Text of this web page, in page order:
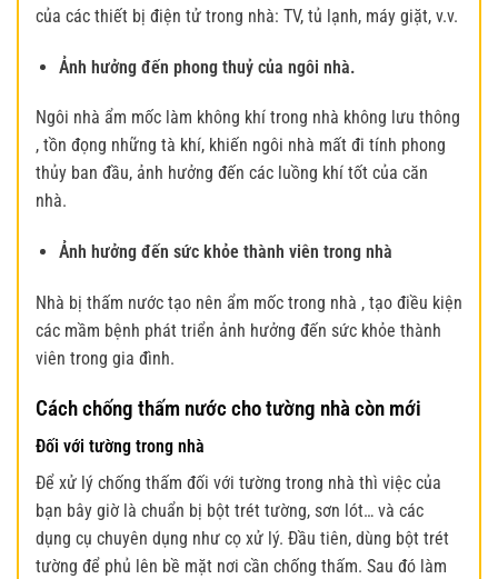
của các thiết bị điện tử trong nhà: TV, tủ lạnh, máy giặt, v.v.
Ảnh hưởng đến phong thuỷ của ngôi nhà.
Ngôi nhà ẩm mốc làm không khí trong nhà không lưu thông
, tồn đọng những tà khí, khiến ngôi nhà mất đi tính phong
thủy ban đầu, ảnh hưởng đến các luồng khí tốt của căn
nhà.
Ảnh hưởng đến sức khỏe thành viên trong nhà
Nhà bị thấm nước tạo nên ẩm mốc trong nhà , tạo điều kiện
các mầm bệnh phát triển ảnh hưởng đến sức khỏe thành
viên trong gia đình.
Cách chống thấm nước cho tường nhà còn mới
Đối với tường trong nhà
Để xử lý chống thấm đối với tường trong nhà thì việc của
bạn bây giờ là chuẩn bị bột trét tường, sơn lót… và các
dụng cụ chuyên dụng như cọ xử lý. Đầu tiên, dùng bột trét
tường để phủ lên bề mặt nơi cần chống thấm. Sau đó làm